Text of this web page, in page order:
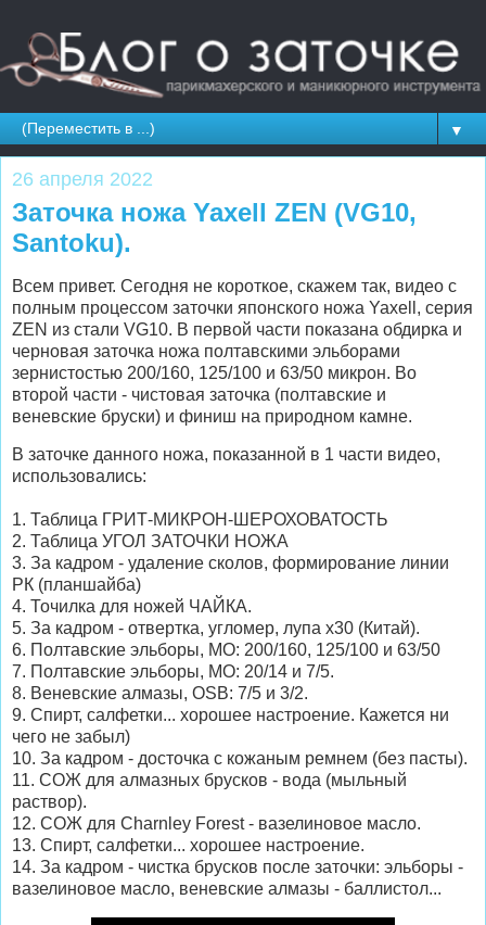
▼
26 апреля 2022
Заточка ножа Yaxell ZEN (VG10,
Santoku).
Всем привет. Сегодня не короткое, скажем так, видео с
полным процессом заточки японского ножа Yaxell, серия
ZEN из стали VG10. В первой части показана обдирка и
черновая заточка ножа полтавскими эльборами
зернистостью 200/160, 125/100 и 63/50 микрон. Во
второй части - чистовая заточка (полтавские и
веневские бруски) и финиш на природном камне.
В заточке данного ножа, показанной в 1 части видео,
использовались:
1. Таблица ГРИТ-МИКРОН-ШЕРОХОВАТОСТЬ
2. Таблица УГОЛ ЗАТОЧКИ НОЖА
3. За кадром - удаление сколов, формирование линии
РК (планшайба)
4. Точилка для ножей ЧАЙКА.
5. За кадром - отвертка, угломер, лупа х30 (Китай).
6. Полтавские эльборы, МО: 200/160, 125/100 и 63/50
7. Полтавские эльборы, МО: 20/14 и 7/5.
8. Веневские алмазы, OSB: 7/5 и 3/2.
9. Спирт, салфетки... хорошее настроение. Кажется ни
чего не забыл)
10. За кадром - досточка с кожаным ремнем (без пасты).
11. СОЖ для алмазных брусков - вода (мыльный
раствор).
12. СОЖ для Charnley Forest - вазелиновое масло.
13. Спирт, салфетки... хорошее настроение.
14. За кадром - чистка брусков после заточки: эльборы -
вазелиновое масло, веневские алмазы - баллистол...